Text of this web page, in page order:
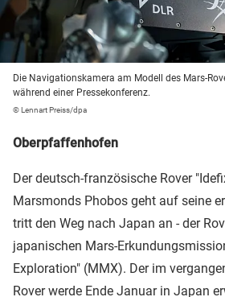
Die Navigationskamera am Modell des Mars-
während einer Pressekonferenz.
© Lennart Preiss/dpa
Oberpfaffenhofen
Der deutsch-französische Rover
Marsmonds Phobos geht auf seine
tritt den Weg nach Japan an - der
japanischen Mars-
Exploration" (MMX). Der im
Rover werde Ende Januar in Japan